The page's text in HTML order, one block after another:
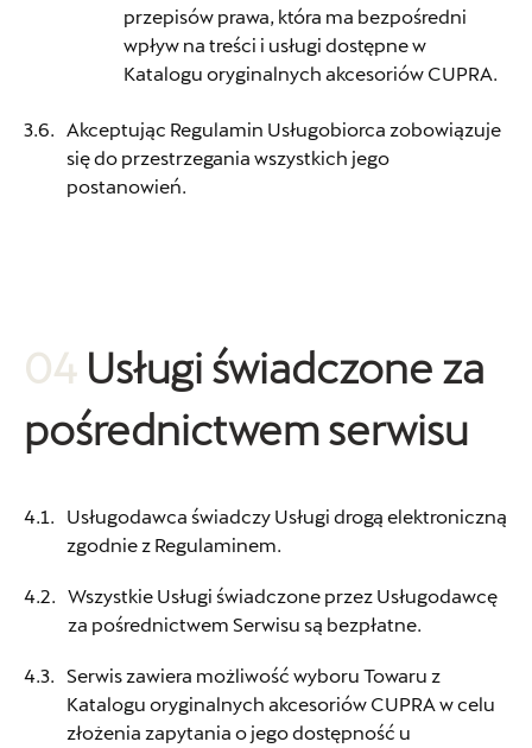
przepisów prawa, która ma bezpośredni
wpływ na treści i usługi dostępne w
Katalogu oryginalnych akcesoriów CUPRA.
Akceptując Regulamin Usługobiorca zobowiązuje
się do przestrzegania wszystkich jego
postanowień.
04 Usługi świadczone za
pośrednictwem serwisu
Usługodawca świadczy Usługi drogą elektroniczną
zgodnie z Regulaminem.
Wszystkie Usługi świadczone przez Usługodawcę
za pośrednictwem Serwisu są bezpłatne.
Serwis zawiera możliwość wyboru Towaru z
Katalogu oryginalnych akcesoriów CUPRA w celu
złożenia zapytania o jego dostępność u